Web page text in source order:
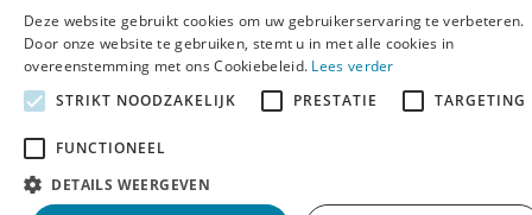
Deze website gebruikt cookies om uw gebruikerservaring te verbeteren.
Door onze website te gebruiken, stemt u in met alle cookies in
overeenstemming met ons Cookiebeleid. Lees verder
STRIKT NOODZAKELIJK
PRESTATIE TARGETING
FUNCTIONEEL
DETAILS WEERGEVEN